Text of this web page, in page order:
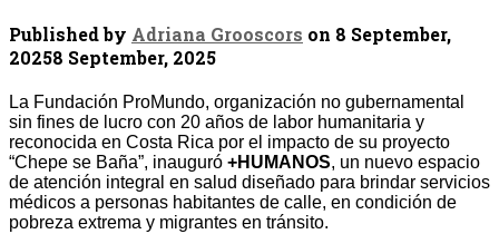
Published by Adriana Grooscors on 8 September,
20258 September, 2025
La Fundación ProMundo, organización no gubernamental
sin fines de lucro con 20 años de labor humanitaria y
reconocida en Costa Rica por el impacto de su proyecto
“Chepe se Baña”, inauguró +HUMANOS, un nuevo espacio
de atención integral en salud diseñado para brindar servicios
médicos a personas habitantes de calle, en condición de
pobreza extrema y migrantes en tránsito.